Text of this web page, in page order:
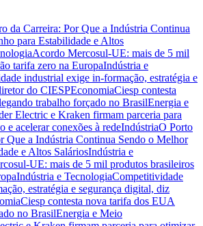
da Carreira: Por Que a Indústria Continua
para Estabilidade e Altos
Acordo Mercosul-UE: mais de 5 mil
tarifa zero na EuropaIndústria e
industrial exige in-formação, estratégia e
do CIESPEconomiaCiesp contesta
trabalho forçado no BrasilEnergia e
Electric e Kraken firmam parceria para
e acelerar conexões à redeIndústriaO Porto
Que a Indústria Continua Sendo o Melhor
e Altos SaláriosIndústria e
UE: mais de 5 mil produtos brasileiros
Indústria e TecnologiaCompetitividade
estratégia e segurança digital, diz
Ciesp contesta nova tarifa dos EUA
no BrasilEnergia e Meio